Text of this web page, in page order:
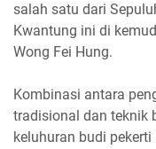
salah satu dari
Kwantung ini di
Wong Fei Hung.
Kombinasi antara
tradisional dan teknik
keluhuran budi